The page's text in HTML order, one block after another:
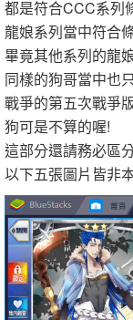
都是符合CCC系列
龍娘系列當中符合
畢竟其他系列的龍
同樣的狗哥當中也
戰爭的第五次戰爭
狗可是不算的喔!
這部分還請務必區
以下五張圖片皆非